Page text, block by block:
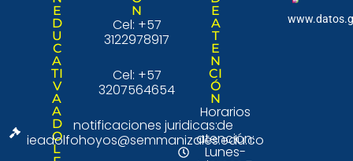
E
D
U
C
A
TI
V
A
A
D
O
L
N
Cel: +57
3122978917
Cel: +57
3207564654
notificaciones juridicas:
ieadolfohoyos@semmanizales.edu.co
E
A
T
E
N
CI
Ó
N
Horarios
de
atención:
Lunes-